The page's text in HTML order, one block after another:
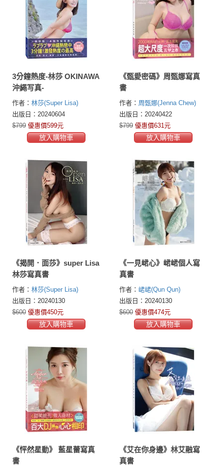
3分鐘熱度-林莎 OKINAWA
沖繩写真-
作者： 林莎(Super Lisa)
出版日：20240604
$799 優惠價599元
放入購物車
《甄愛密碼》周甄娜寫真
書
作者： 周甄娜(Jenna Chew)
出版日：20240422
$799 優惠價631元
放入購物車
《揭開．面莎》super Lisa
林莎寫真書
作者： 林莎(Super Lisa)
出版日：20240130
$600 優惠價450元
放入購物車
《一見峮心》峮峮個人寫
真書
作者： 峮峮(Qun Qun)
出版日：20240130
$600 優惠價474元
放入購物車
《怦然星動》 藍星蕾寫真
書
《艾在你身邊》林艾融寫
真書